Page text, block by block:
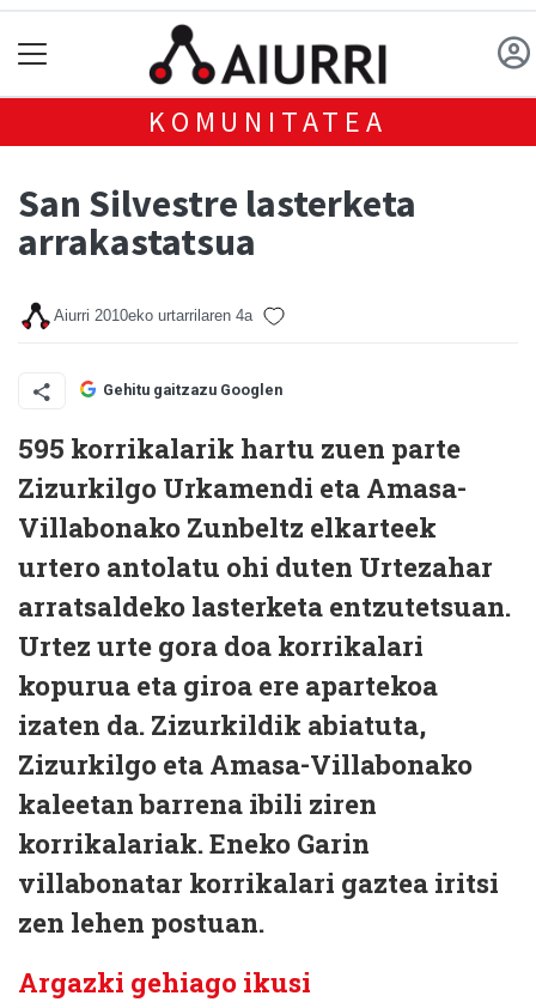
KOMUNITATEA
San Silvestre lasterketa
arrakastatsua
Aiurri 2010eko urtarrilaren 4a
Gehitu gaitzazu Googlen
595 korrikalarik hartu zuen parte
Zizurkilgo Urkamendi eta Amasa-
Villabonako Zunbeltz elkarteek
urtero antolatu ohi duten Urtezahar
arratsaldeko lasterketa entzutetsuan.
Urtez urte gora doa korrikalari
kopurua eta giroa ere apartekoa
izaten da. Zizurkildik abiatuta,
Zizurkilgo eta Amasa-Villabonako
kaleetan barrena ibili ziren
korrikalariak. Eneko Garin
villabonatar korrikalari gaztea iritsi
zen lehen postuan.
Argazki gehiago ikusi